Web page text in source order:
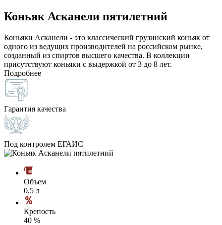
Коньяк Асканели пятилетний
Коньяки Асканели - это классический грузинский коньяк от
одного из ведущих производителей на российском рынке,
созданный из спиртов высшего качества. В коллекции
присутствуют коньяки с выдержкой от 3 до 8 лет.
Подробнее
Гарантия качества
Под контролем ЕГАИС
Объем
0,5 л
Крепость
40 %